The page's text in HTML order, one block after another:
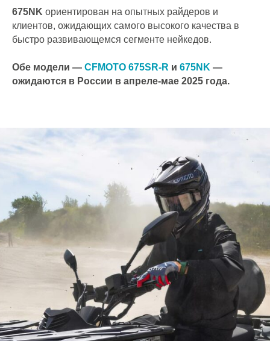
675NK ориентирован на опытных райдеров и
клиентов, ожидающих самого высокого качества в
быстро развивающемся сегменте нейкедов.
Обе модели — CFMOTO 675SR-R и 675NK —
ожидаются в России в апреле-мае 2025 года.